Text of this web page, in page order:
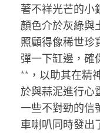
著不祥光芒的小
顏色介於灰綠與
照顧得像稀世珍
彈一下缸邊，確
**，以助其在精
於與蒜泥進行心
一些不對勁的信
車喇叭同時發出